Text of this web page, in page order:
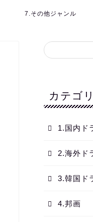
7.その他ジャンル
カテゴ
1.国内ド
2.海外ド
3.韓国ド
4.邦画